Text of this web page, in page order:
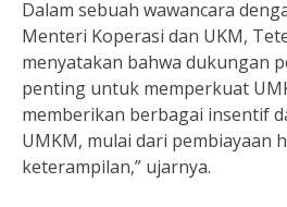
Dalam sebuah wawancara
Menteri Koperasi dan UKM,
menyatakan bahwa dukungan
penting untuk memperkuat
memberikan berbagai insentif
UMKM, mulai dari pembiayaan
keterampilan,” ujarnya.